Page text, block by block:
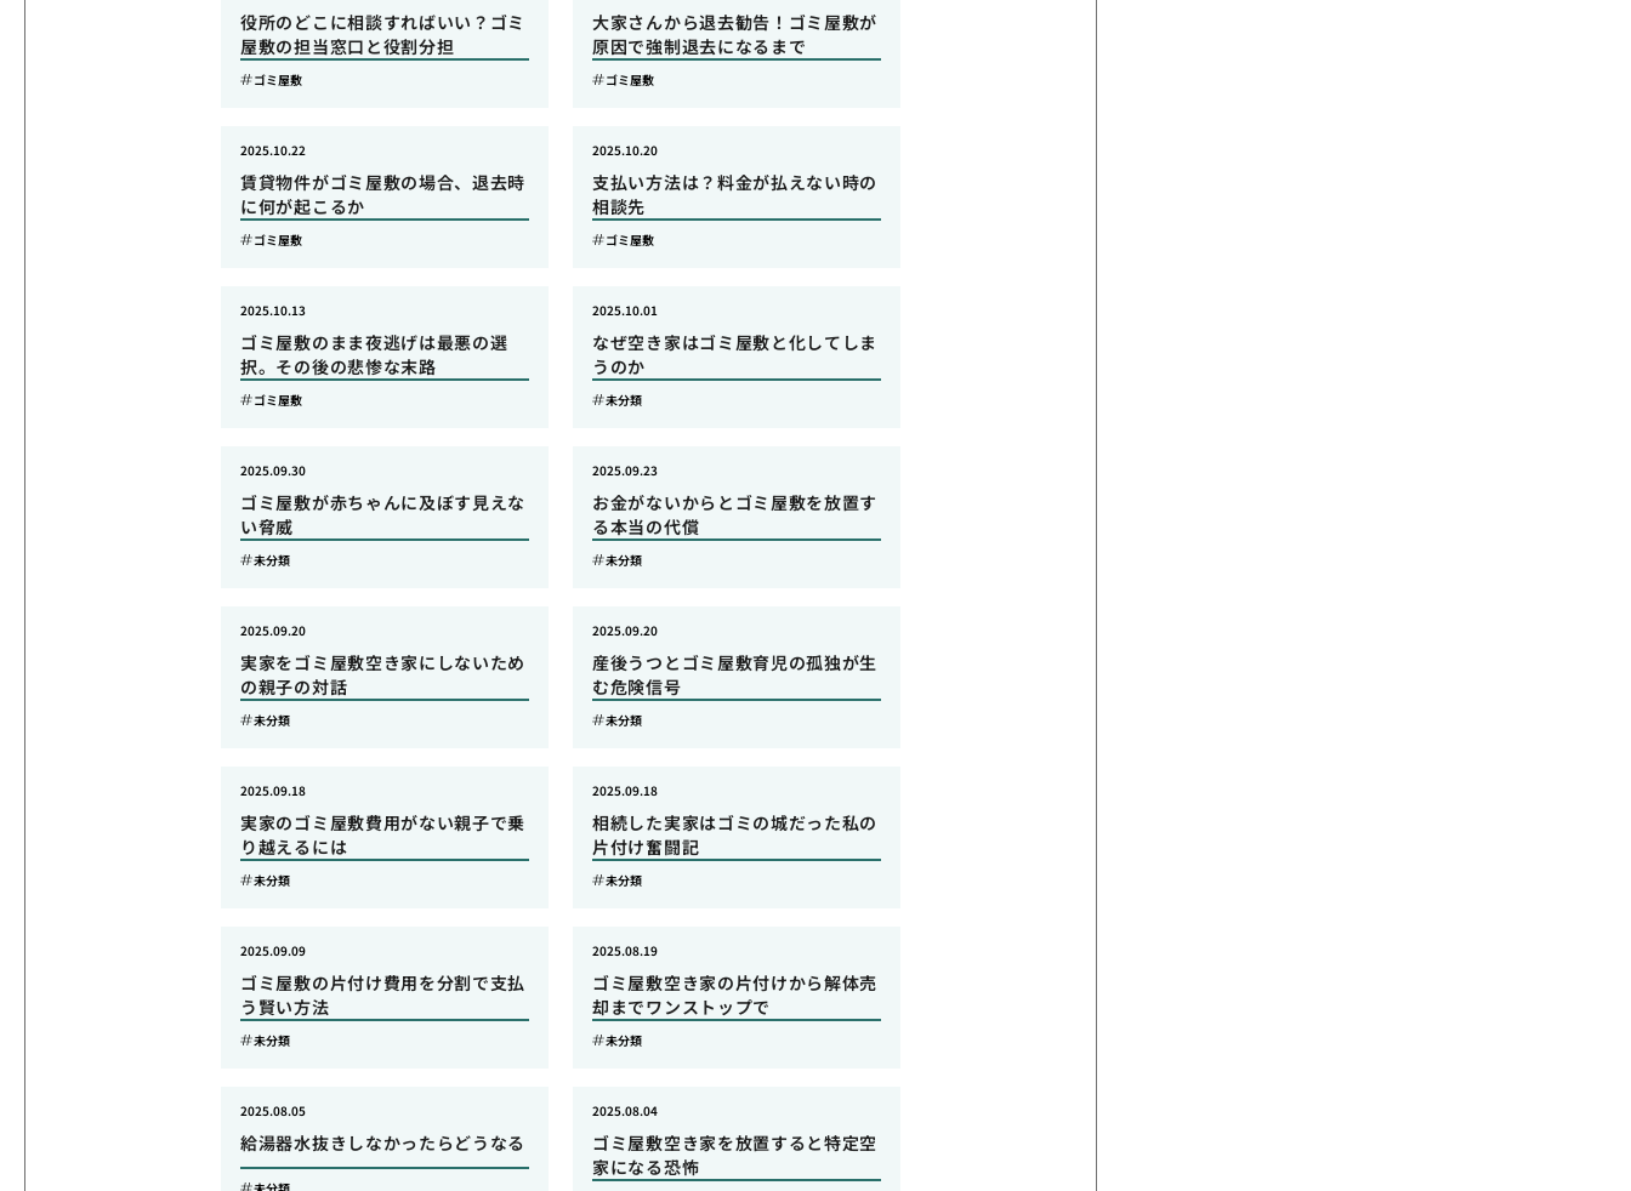
役所のどこに相談すればいい？ゴミ
屋敷の担当窓口と役割分担
ゴミ屋敷
大家さんから退去勧告！ゴミ屋敷が
原因で強制退去になるまで
ゴミ屋敷
賃貸物件がゴミ屋敷の場合、退去時
に何が起こるか
2025.10.22
ゴミ屋敷
支払い方法は？料金が払えない時の
相談先
2025.10.20
ゴミ屋敷
ゴミ屋敷のまま夜逃げは最悪の選
択。その後の悲惨な末路
2025.10.13
ゴミ屋敷
なぜ空き家はゴミ屋敷と化してしま
うのか
2025.10.01
未分類
ゴミ屋敷が赤ちゃんに及ぼす見えな
い脅威
2025.09.30
未分類
お金がないからとゴミ屋敷を放置す
る本当の代償
2025.09.23
未分類
実家をゴミ屋敷空き家にしないため
の親子の対話
2025.09.20
未分類
産後うつとゴミ屋敷育児の孤独が生
む危険信号
2025.09.20
未分類
実家のゴミ屋敷費用がない親子で乗
り越えるには
2025.09.18
未分類
相続した実家はゴミの城だった私の
片付け奮闘記
2025.09.18
未分類
ゴミ屋敷の片付け費用を分割で支払
う賢い方法
2025.09.09
未分類
ゴミ屋敷空き家の片付けから解体売
却までワンストップで
2025.08.19
未分類
給湯器水抜きしなかったらどうなる
2025.08.05
ゴミ屋敷空き家を放置すると特定空
家になる恐怖
2025.08.04